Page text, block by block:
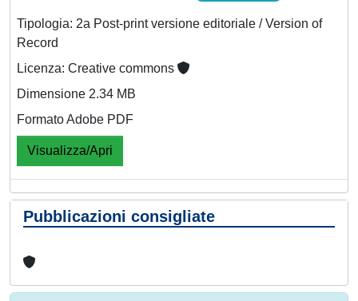
Tipologia: 2a Post-print versione editoriale / Version of
Record
Licenza: Creative commons
Dimensione 2.34 MB
Formato Adobe PDF
Visualizza/Apri
Pubblicazioni consigliate